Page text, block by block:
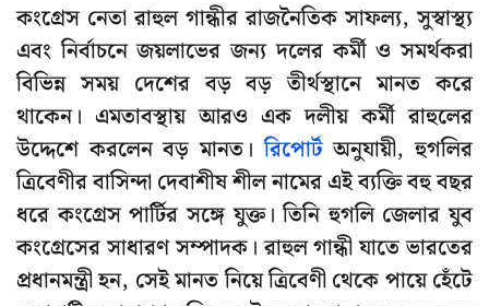
কংগ্রেস নেতা রাহুল গান্ধীর রাজনৈতিক সাফল্য, সুস্বাস্থ্য
এবং নির্বাচনে জয়লাভের জন্য দলের কর্মী ও সমর্থকরা
বিভিন্ন সময় দেশের বড় বড় তীর্থস্থানে মানত করে
থাকেন। এমতাবস্থায় আরও এক দলীয় কর্মী রাহুলের
উদ্দেশে করলেন বড় মানত।রিপোর্টঅনুযায়ী, হুগলির
ত্রিবেণীর বাসিন্দা দেবাশীষ শীল নামের এই ব্যক্তি বহু বছর
ধরে কংগ্রেস পার্টির সঙ্গে যুক্ত। তিনি হুগলি জেলার যুব
কংগ্রেসের সাধারণ সম্পাদক। রাহুল গান্ধী যাতে ভারতের
প্রধানমন্ত্রী হন, সেই মানত নিয়ে ত্রিবেণী থেকে পায়ে হেঁটে